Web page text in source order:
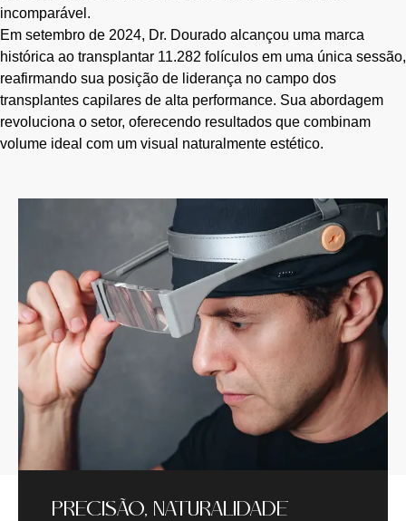
incomparável.
Em setembro de 2024, Dr. Dourado alcançou uma marca
histórica ao transplantar 11.282 folículos em uma única sessão,
reafirmando sua posição de liderança no campo dos
transplantes capilares de alta performance. Sua abordagem
revoluciona o setor, oferecendo resultados que combinam
volume ideal com um visual naturalmente estético.
PRECISÃO, NATURALIDADE